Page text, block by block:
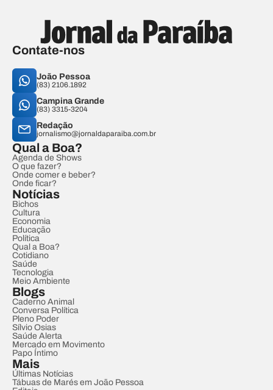
Contate-nos
João Pessoa
(83) 2106.1892
Campina Grande
(83) 3315-3204
Redação
jornalismo@jornaldaparaiba.com.br
Qual a Boa?
Agenda de Shows
O que fazer?
Onde comer e beber?
Onde ficar?
Notícias
Bichos
Cultura
Economia
Educação
Política
Qual a Boa?
Cotidiano
Saúde
Tecnologia
Meio Ambiente
Blogs
Caderno Animal
Conversa Política
Pleno Poder
Sílvio Osias
Saúde Alerta
Mercado em Movimento
Papo Íntimo
Mais
Últimas Notícias
Tábuas de Marés em João Pessoa